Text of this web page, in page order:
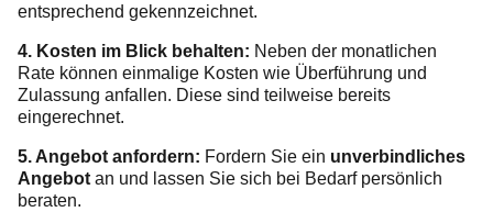
entsprechend gekennzeichnet.
4. Kosten im Blick behalten: Neben der monatlichen
Rate können einmalige Kosten wie Überführung und
Zulassung anfallen. Diese sind teilweise bereits
eingerechnet.
5. Angebot anfordern: Fordern Sie ein unverbindliches
Angebot an und lassen Sie sich bei Bedarf persönlich
beraten.